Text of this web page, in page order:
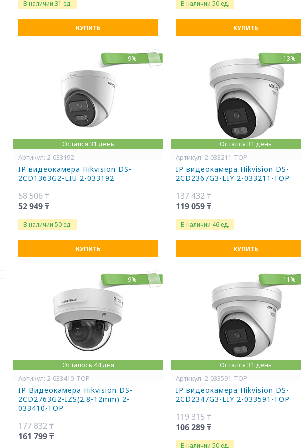
В наличии 31 ед.
КУПИТЬ
В наличии 50 ед.
КУПИТЬ
–9%
Остался 31 день
2-033192
IP видеокамера Hikvision DS-
2CD1363G2-LIU 2-033192
58 506 ₸
52 949 ₸
В наличии 50 ед.
КУПИТЬ
–13%
Остался 31 день
2-033211-TOP
IP видеокамера Hikvision DS-
2CD2367G3-LIY 2-033211-TOP
137 432 ₸
119 059 ₸
В наличии 46 ед.
КУПИТЬ
–9%
Осталось 44 дня
2-033410-TOP
IP Видеокамера Hikvision DS-
2CD2763G2-IZS(2.8-12mm) 2-
033410-TOP
177 832 ₸
161 799 ₸
–11%
Остался 31 день
2-033591-TOP
IP видеокамера Hikvision DS-
2CD2347G3-LIY 2-033591-TOP
119 315 ₸
106 289 ₸
В наличии 50 ед.